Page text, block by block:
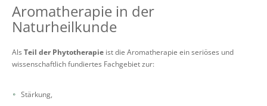
Aromatherapie in der
Naturheilkunde
Als Teil der Phytotherapie ist die Aromatherapie ein seriöses und
wissenschaftlich fundiertes Fachgebiet zur:
Stärkung,